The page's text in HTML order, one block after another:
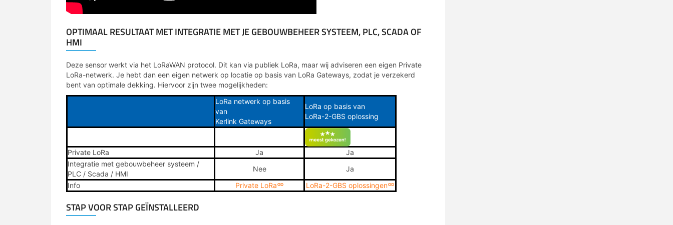
OPTIMAAL RESULTAAT MET INTEGRATIE MET JE GEBOUWBEHEER SYSTEEM, PLC, SCADA OF
HMI
Deze sensor werkt via het LoRaWAN protocol. Dit kan via publiek LoRa, maar wij adviseren een eigen Private
LoRa-netwerk. Je hebt dan een eigen netwerk op locatie op basis van LoRa Gateways, zodat je verzekerd
bent van optimale dekking. Hiervoor zijn twee mogelijkheden:
LoRa netwerk op basis
van
Kerlink Gateways
LoRa op basis van
LoRa-2-GBS oplossing
Private LoRa Ja
Ja
Integratie met gebouwbeheer systeem /
PLC / Scada / HMI
Nee
Ja
Info
Private LoRa LoRa-2-GBS oplossingen
STAP VOOR STAP GEÏNSTALLEERD